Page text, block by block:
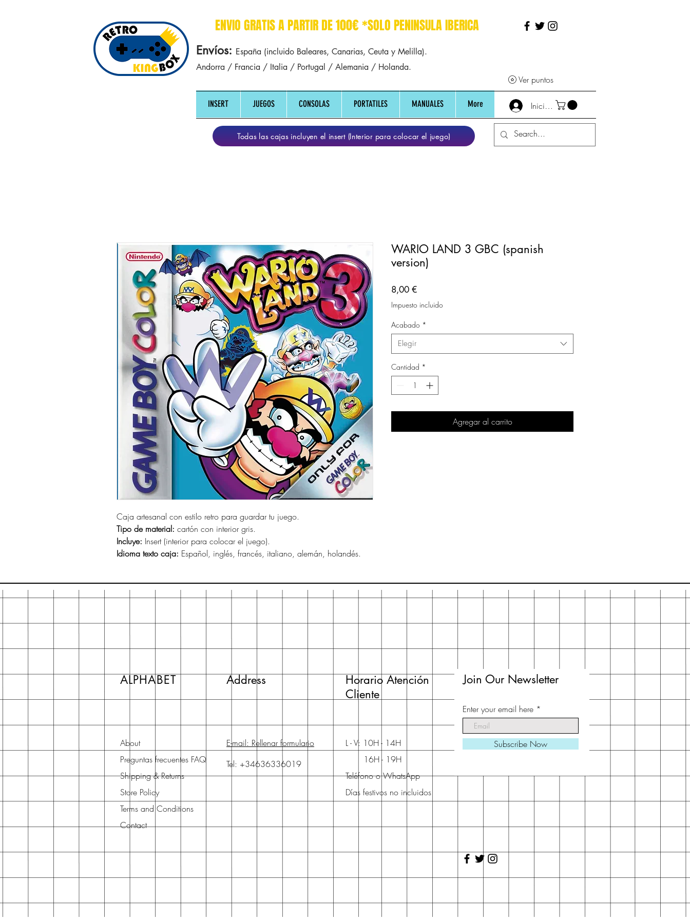
ENVIO GRATIS A PARTIR DE 100€ *SOLO PENINSULA IBERICA
Envíos: España (incluido Baleares, Canarias, Ceuta y Melilla).
Andorra / Francia / Italia / Portugal / Alemania / Holanda.
Ver puntos
INSERT JUEGOS CONSOLAS PORTATILES MANUALES More Iniciar sesión
Todas las cajas incluyen el insert (Interior para colocar el juego)
Caja artesanal con estilo retro para guardar tu juego.
Tipo de material: cartón con interior gris.
Incluye: Insert (interior para colocar el juego).
Idioma texto caja: Español, inglés, francés, italiano, alemán, holandés.
WARIO LAND 3 GBC (spanish
version)
8,00 €Precio
Impuesto incluido
Acabado *
Elegir
Cantidad *
Agregar al carrito
ALPHABET Address
About
Preguntas frecuentes FAQ
Shipping & Returns
Store Policy
Terms and Conditions
Contact
E-mail: Rellenar formulario
Tel: +34636336019
Horario Atención
Cliente
L - V: 10H - 14H
16H - 19H
Teléfono o WhatsApp
Días festivos no incluidos
Join Our Newsletter
Enter your email here
Subscribe Now